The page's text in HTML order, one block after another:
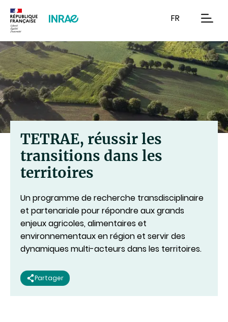
FR
TETRAE, réussir les
transitions dans les
territoires
Un programme de recherche transdisciplinaire
et partenariale pour répondre aux grands
enjeux agricoles, alimentaires et
environnementaux en région et servir des
dynamiques multi-acteurs dans les territoires.
Partager